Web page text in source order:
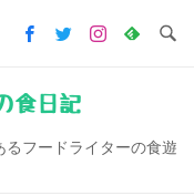
食日記
フードライターの食遊